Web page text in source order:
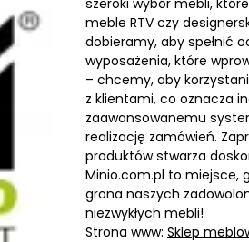
szeroki wybór mebli,
meble RTV czy
dobieramy, aby spełnić
wyposażenia, które
– chcemy, aby
z klientami, co oznacza
zaawansowanemu
realizację zamówień.
produktów stwarza
Minio.com.pl to miejsce,
grona naszych
niezwykłych mebli!
Strona www: Sklep